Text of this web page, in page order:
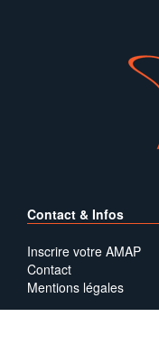
Contact & Infos
Inscrire votre AMAP
Contact
Mentions légales